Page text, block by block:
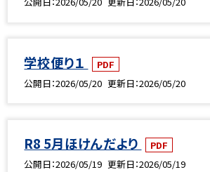
学校便り１
PDF
公開日 2026/05/20 更新日 2026/05/20
R8 5月ほけんだより
PDF
公開日 2026/05/19 更新日 2026/05/19